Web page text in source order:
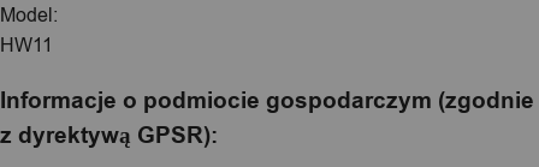
Model:
HW11
Informacje o podmiocie gospodarczym (zgodnie
z dyrektywą GPSR):